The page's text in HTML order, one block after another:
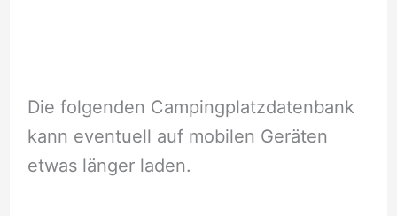
Die folgenden Campingplatzdatenbank
kann eventuell auf mobilen Geräten
etwas länger laden.